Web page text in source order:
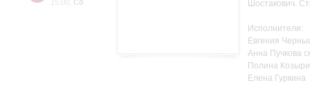
15:00 Сб Шостакович.
Исполнители:
Евгения
Анна Пучкова
Полина
Елена Гуркина